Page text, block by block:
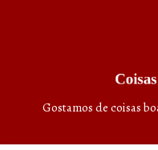
Gostamos de coisas